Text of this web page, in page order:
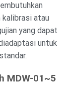
atau
yang dapat
untuk
MDW-01~5